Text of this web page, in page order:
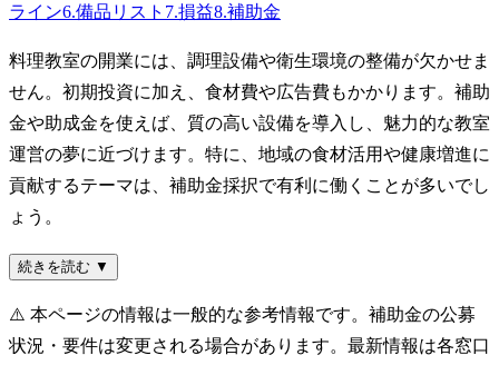
ライン6.備品リスト 7.損益8.補助金
料理教室の開業には、調理設備や衛生環境の整備が欠かせま
せん。初期投資に加え、食材費や広告費もかかります。補助
金や助成金を使えば、質の高い設備を導入し、魅力的な教室
運営の夢に近づけます。特に、地域の食材活用や健康増進に
貢献するテーマは、補助金採択で有利に働くことが多いでし
ょう。
続きを読む ▼
⚠️ 本ページの情報は一般的な参考情報です。補助金の公募
状況・要件は変更される場合があります。最新情報は各窓口